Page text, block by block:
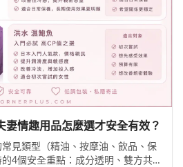
妻情趣用品怎麼選才安全有效？
見類型（精油、按摩油、飲品、保
4個安全重點：成分透明、雙方共